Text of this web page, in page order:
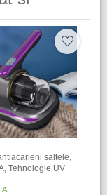
saltele,
Tehnologie UV